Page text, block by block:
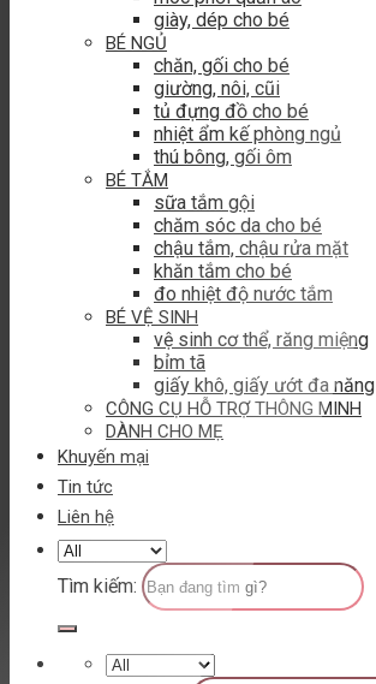
giày, dép cho bé
BÉ NGỦ
chăn, gối cho bé
giường, nôi, cũi
tủ đựng đồ cho bé
nhiệt ẩm kế phòng ngủ
thú bông, gối ôm
BÉ TẮM
sữa tắm gội
chăm sóc da cho bé
chậu tắm, chậu rửa mặt
khăn tắm cho bé
đo nhiệt độ nước tắm
BÉ VỆ SINH
vệ sinh cơ thể, răng miệng
bỉm tã
giấy khô, giấy ướt đa năng
CÔNG CỤ HỖ TRỢ THÔNG MINH
DÀNH CHO MẸ
Khuyến mại
Tin tức
Liên hệ
Tìm kiếm: